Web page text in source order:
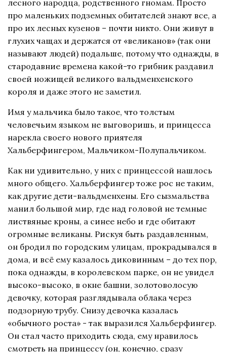
лесного народца, родственного гномам. Просто
про маленьких подземных обитателей знают все, а
про их лесных кузенов – почти никто. Они живут в
глухих чащах и держатся от «великанов» (так они
называют людей) подальше, потому что однажды, в
стародавние времена какой-то грибник раздавил
своей ножищей великого вальдменхенского
короля и даже этого не заметил.
Имя у мальчика было такое, что толстым
человечьим языком не выговоришь, и принцесса
нарекла своего нового приятеля
Хальберфингером, Мальчиком-Полупальчиком.
Как ни удивительно, у них с принцессой нашлось
много общего. Хальберфингер тоже рос не таким,
как другие дети-вальдменхены. Его сызмальства
манил большой мир, где над головой не темные
листвяные кроны, а синее небо и где обитают
огромные великаны. Рискуя быть раздавленным,
он бродил по городским улицам, прокрадывался в
дома, и всё ему казалось диковинным – до тех пор,
пока однажды, в королевском парке, он не увидел
высоко-высоко, в окне башни, золотоволосую
девочку, которая разглядывала облака через
подзорную трубу. Снизу девочка казалась
«обычного роста» - так выразился Хальберфингер.
Он стал часто приходить сюда, ему нравилось
смотреть на принцессу (он, конечно, сразу